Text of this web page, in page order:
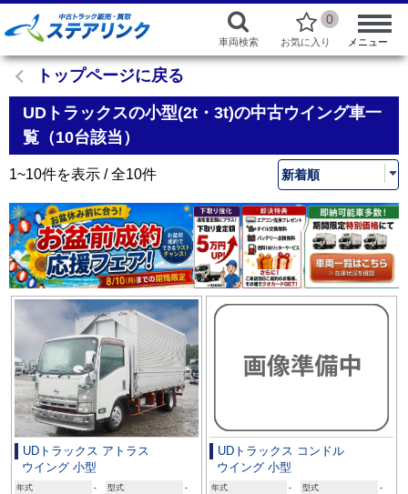
車両検索
0
お気に入り メニュー
トップページに戻る
UDトラックスの小型(2t・3t)の中古ウイング車一
覧（10台該当）
1~10件を表示 / 全10件
UDトラックス アトラス
ウイング 小型
年式 - 型式
-
UDトラックス コンドル
ウイング 小型
年式 - 型式
-